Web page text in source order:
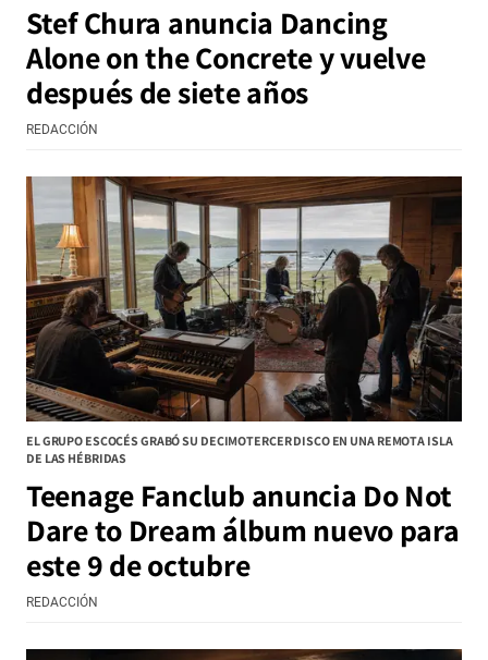
Stef Chura anuncia Dancing
Alone on the Concrete y vuelve
después de siete años
REDACCIÓN
EL GRUPO ESCOCÉS GRABÓ SU DECIMOTERCER DISCO EN UNA REMOTA ISLA
DE LAS HÉBRIDAS
Teenage Fanclub anuncia Do Not
Dare to Dream álbum nuevo para
este 9 de octubre
REDACCIÓN